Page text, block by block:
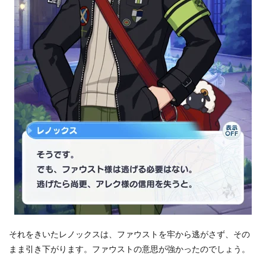
それをきいたレノックスは、ファウストを牢から逃がさず、その
まま引き下がります。ファウストの意思が強かったのでしょう。